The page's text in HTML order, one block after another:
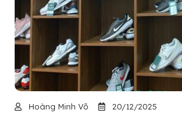
Hoàng Minh Võ 20/12/2025